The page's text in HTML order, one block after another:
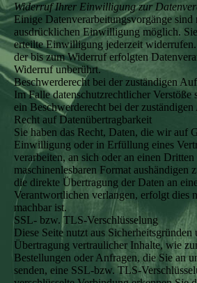
Widerruf Ihrer Einwilligung zur
Einige Datenverarbeitungsvorgänge
ausdrücklichen Einwilligung möglich.
erteilte Einwilligung jederzeit
der bis zum Widerruf erfolgten
Widerruf unberührt.
Beschwerderecht bei der zuständigen
Im Falle datenschutzrechtlicher Verstöße
ein Beschwerderecht bei der
Recht auf Datenübertragbarkeit
Sie haben das Recht, Daten, die wir auf
Einwilligung oder in Erfüllung eines
verarbeiten, an sich oder an einen
maschinenlesbaren Format aushändigen
die direkte Übertragung der Daten an
Verantwortlichen verlangen, erfolgt dies
machbar ist.
SSL- bzw. TLS-Verschlüsselung
Diese Seite nutzt aus
Übertragung vertraulicher Inhalte, wie
Bestellungen oder Anfragen, die Sie an
senden, eine SSL-bzw. TLS-